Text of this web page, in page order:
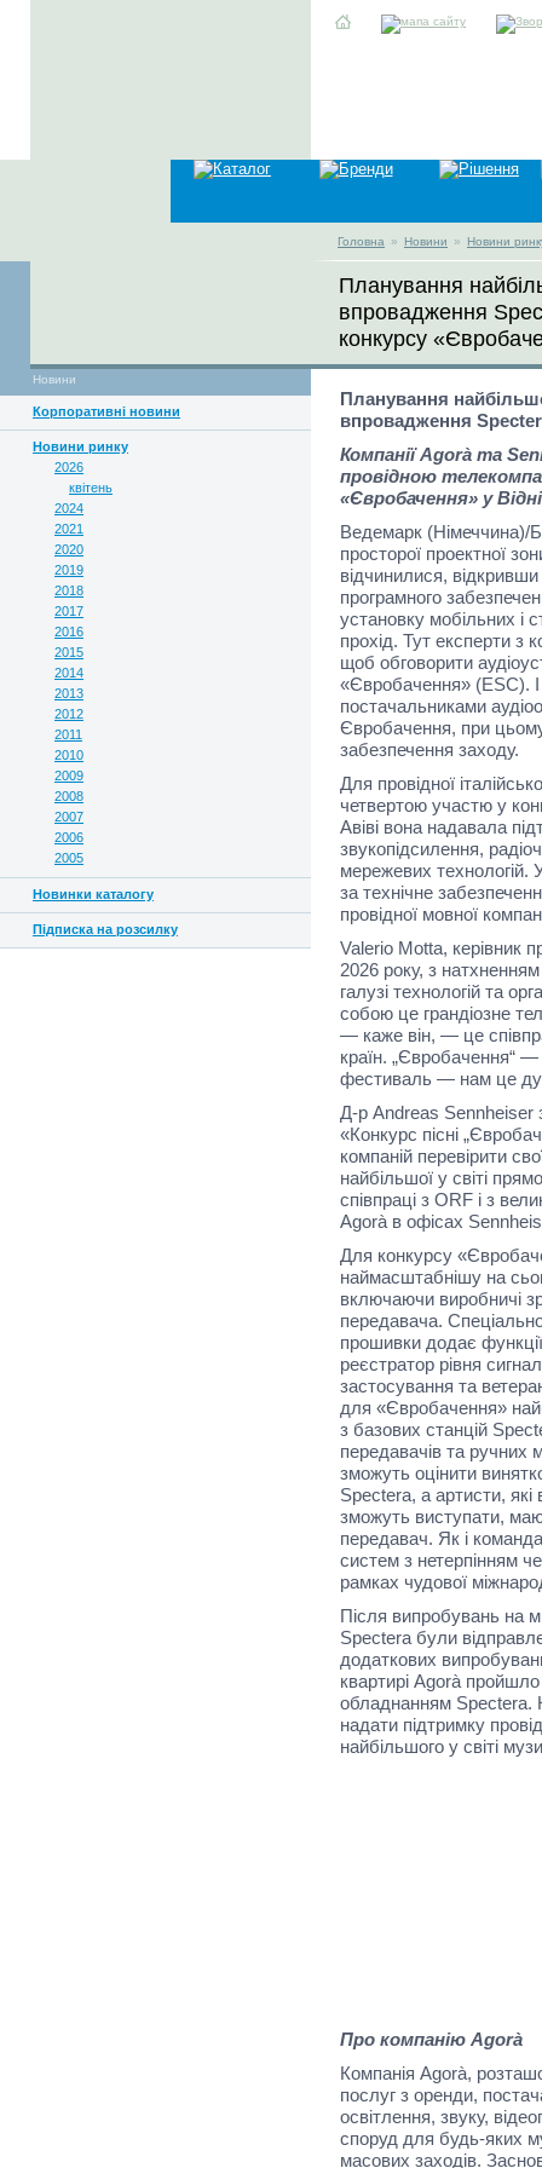
Головна » Новини » Новини
Планування
впровадження
конкурсу
Новини
Корпоративні новини
Новини ринку
2026
квітень
2024
2021
2020
2019
2018
2017
2016
2015
2014
2013
2012
2011
2010
2009
2008
2007
2006
2005
Новинки каталогу
Підписка на розсилку
Планування
впровадження
Компанії Agorà та
провідною
«Євробачення» у
Ведемарк (Німеччина)/
просторої проектної
відчинилися,
програмного
установку мобільних і
прохід. Тут експерти з
щоб обговорити
«Євробачення» (ESC).
постачальниками
Євробачення, при
забезпечення заходу.
Для провідної
четвертою участю у
Авіві вона надавала
звукопідсилення,
мережевих технологій.
за технічне
провідної мовної
Valerio Motta, керівник
2026 року, з
галузі технологій та
собою це грандіозне
— каже він, — це
країн. „Євробачення“ —
фестиваль — нам це
Д-р Andreas Sennheiser
«Конкурс пісні
компаній перевірити
найбільшої у світі
співпраці з ORF і з
Agorà в офісах
Для конкурсу
наймасштабнішу на
включаючи виробничі
передавача.
прошивки додає
реєстратор рівня
застосування та
для «Євробачення»
з базових станцій
передавачів та ручних
зможуть оцінити
Spectera, а артисти, які
зможуть виступати,
передавач. Як і
систем з нетерпінням
рамках чудової
Після випробувань на
Spectera були
додаткових
квартирі Agorà
обладнанням Spectera.
надати підтримку
найбільшого у світі
Про компанію Agorà
Компанія Agorà,
послуг з оренди,
освітлення, звуку,
споруд для будь-яких
масових заходів.